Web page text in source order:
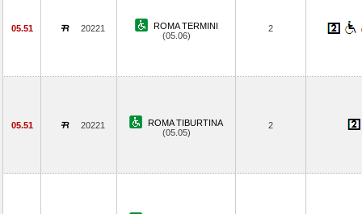
05.51 20221
ROMA TERMINI
(05.06)
2
05.51 20221
ROMA TIBURTINA
(05.05)
2